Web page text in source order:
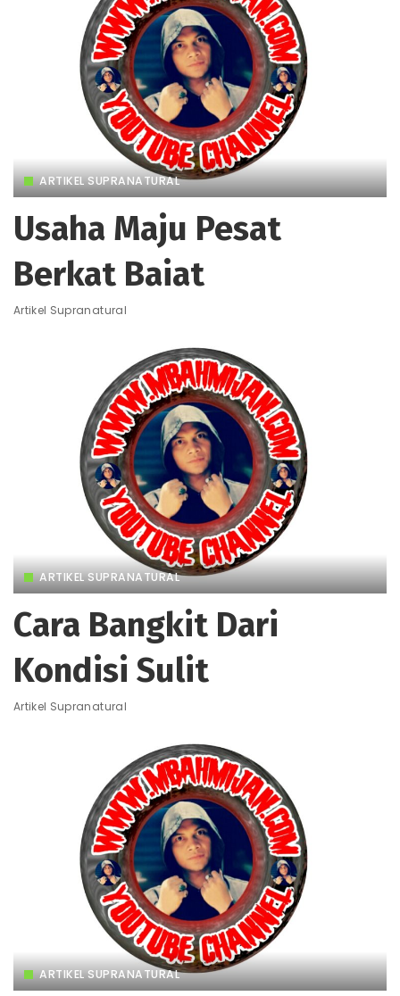
ARTIKEL SUPRANATURAL
Usaha Maju Pesat
Berkat Baiat
Artikel Supranatural
ARTIKEL SUPRANATURAL
Cara Bangkit Dari
Kondisi Sulit
Artikel Supranatural
ARTIKEL SUPRANATURAL